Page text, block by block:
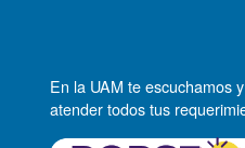
En la UAM te escuchamos
atender todos tus